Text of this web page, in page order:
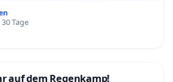
Tage
auf dem Regenkamp!